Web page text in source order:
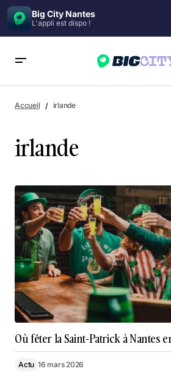
Big City Nantes
L'appli est dispo !
Accueil irlande
irlande
Où fêter la Saint-Patrick à Nantes
Actu 16 mars 2026